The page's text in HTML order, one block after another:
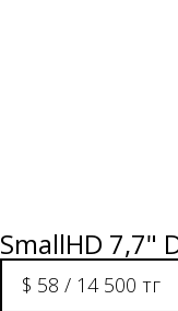
SmallHD 7,7"
$ 58 / 14 500 тг